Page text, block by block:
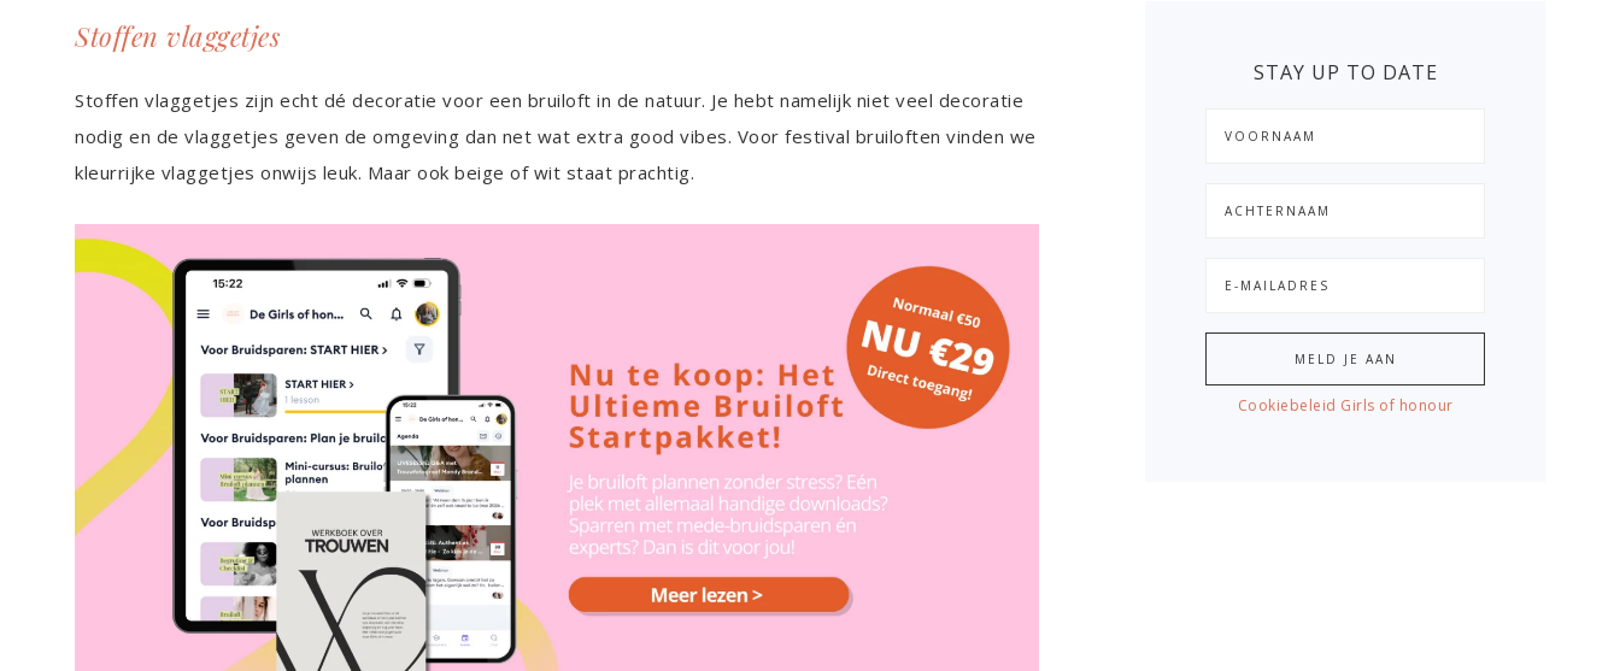
Stoffen vlaggetjes
Stoffen vlaggetjes zijn echt dé decoratie voor een bruiloft in de natuur. Je hebt namelijk niet veel decoratie
nodig en de vlaggetjes geven de omgeving dan net wat extra good vibes. Voor festival bruiloften vinden we
kleurrijke vlaggetjes onwijs leuk. Maar ook beige of wit staat prachtig.
STAY UP TO DATE
Cookiebeleid Girls of honour